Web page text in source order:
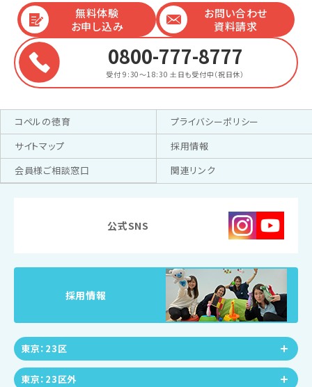
無料体験
お申し込み
お問い合わせ
資料請求
0800-777-8777
受付 9:30～18:30 土日も受付中（祝日休）
コペルの徳育
プライバシーポリシー
サイトマップ
採用情報
会員様ご相談窓口
関連リンク
公式SNS
採用情報
東京：23区
東京：23区外